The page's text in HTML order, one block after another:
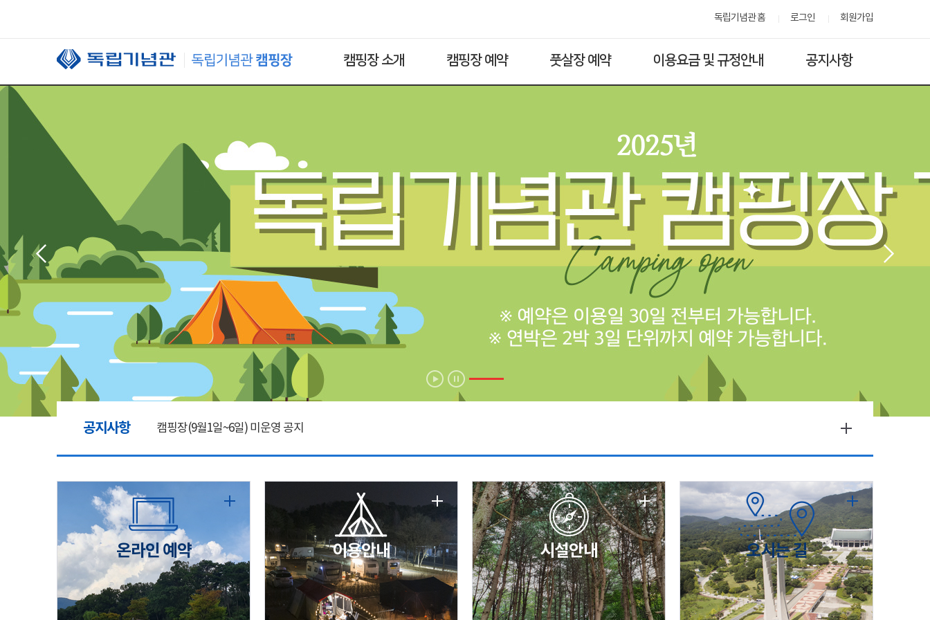
독립기념관 홈 로그인 회원가입
캠핑장 소개 캠핑장 예약 풋살장 예약 이용요금 및 규정안내 공지사항
공지사항 캠핑장(9월1일~6일) 미운영 공지
[6/1]전산시스템 점검 및 안정화에 따른 서비스 이용 제한 안내
2026년 5월 캠핑장 안점 점검의 날 변경 안내
캠핑장(9월1일~6일) 미운영 공지
온라인 예약 이용안내 시설안내 오시는 길